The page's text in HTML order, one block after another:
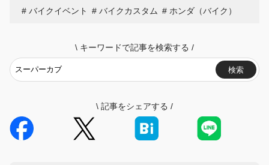
バイクイベント
バイクカスタム ホンダ（バイク）
\ キーワードで記事を検索する /
検索
\ 記事をシェアする /